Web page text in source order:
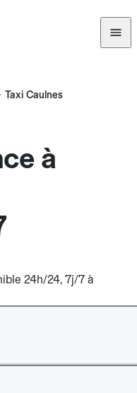
Taxi Caulnes
à
24h/24, 7j/7 à